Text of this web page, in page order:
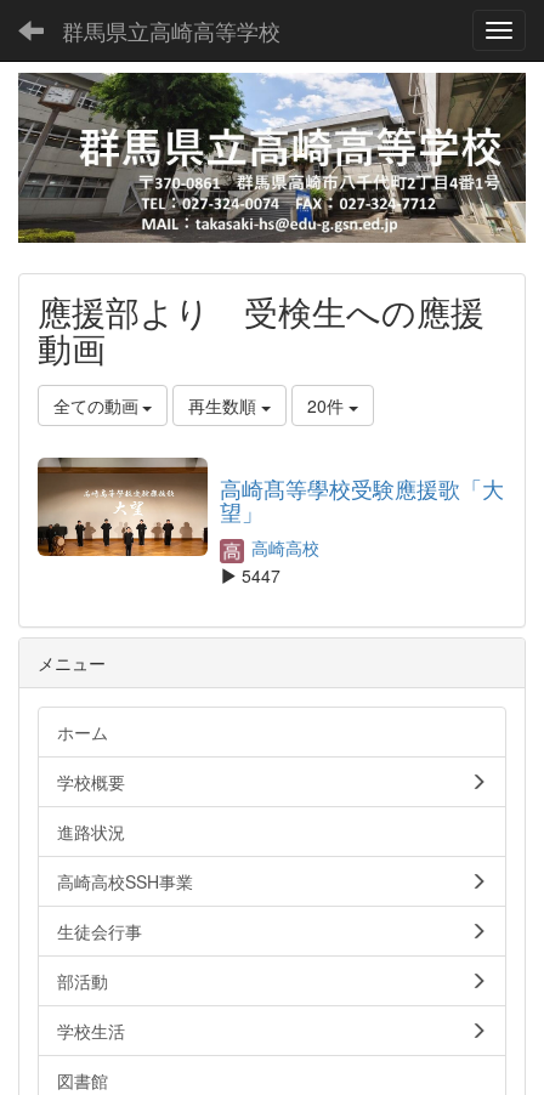
群馬県立高崎高等学校
應援部より 受検生への應援
動画
全ての動画 再生数順 20件
高崎髙等學校受験應援歌「大
望」
高崎高校
5447
メニュー
ホーム
学校概要
進路状況
高崎高校SSH事業
生徒会行事
部活動
学校生活
図書館